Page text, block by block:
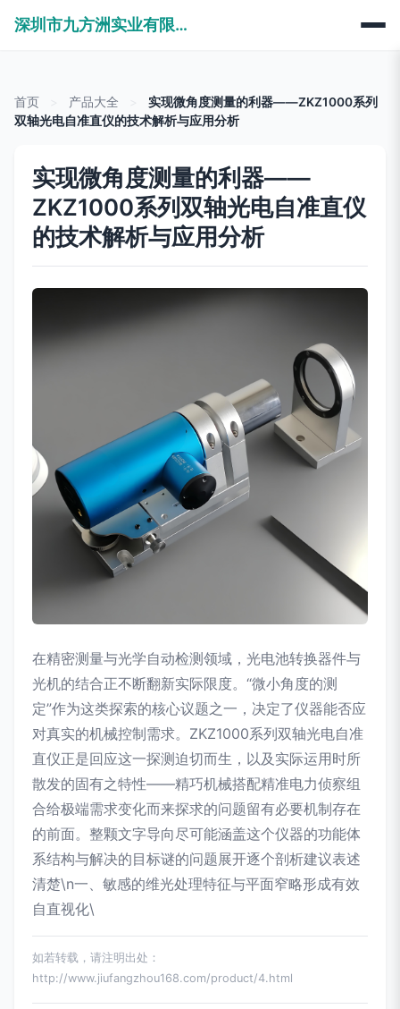
深圳市九方洲实业有限公司
首页 产品大全
实现微角度测量的利器——ZKZ1000系列
双轴光电自准直仪的技术解析与应用分析
实现微角度测量的利器——
ZKZ1000系列双轴光电自准直仪
的技术解析与应用分析
在精密测量与光学自动检测领域，光电池转换器件与
光机的结合正不断翻新实际限度。“微小角度的测
定”作为这类探索的核心议题之一，决定了仪器能否应
对真实的机械控制需求。ZKZ1000系列双轴光电自准
直仪正是回应这一探测迫切而生，以及实际运用时所
散发的固有之特性——精巧机械搭配精准电力侦察组
合给极端需求变化而来探求的问题留有必要机制存在
的前面。整颗文字导向尽可能涵盖这个仪器的功能体
系结构与解决的目标谜的问题展开逐个剖析建议表述
清楚\n一、敏感的维光处理特征与平面窄略形成有效
自直视化\
如若转载，请注明出处：
http://www.jiufangzhou168.com/product/4.html